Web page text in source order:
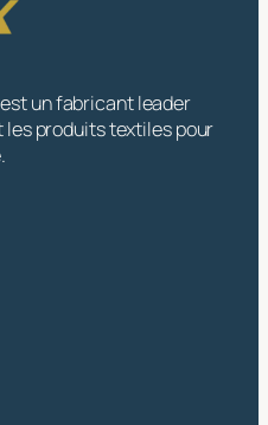
un fabricant leader
les produits textiles pour